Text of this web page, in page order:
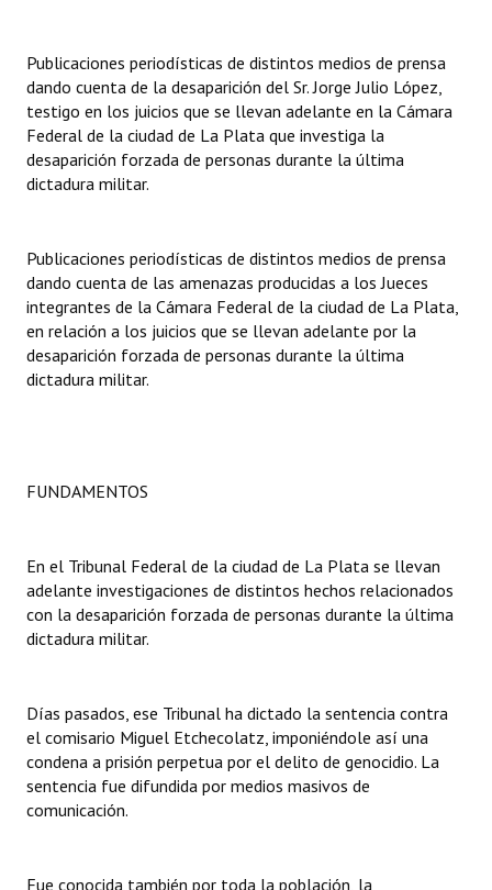
Registros y Distinciones
Datos Históricos
Premio al Mérito - Registro
Audiencias Públicas - Registro
Periodistas Decanos - Registro
Ciudadano Ilustre - Registro
Banca del Vecino - Registro
Entrega de distinciones
REFORMA DE LA CARTA ORGÁNICA
Publicaciones periodísticas de distintos medios de prensa
dando cuenta de la desaparición del Sr. Jorge Julio López,
testigo en los juicios que se llevan adelante en la Cámara
Federal de la ciudad de La Plata que investiga la
desaparición forzada de personas durante la última
dictadura militar.
Publicaciones periodísticas de distintos medios de prensa
dando cuenta de las amenazas producidas a los Jueces
integrantes de la Cámara Federal de la ciudad de La Plata,
en relación a los juicios que se llevan adelante por la
desaparición forzada de personas durante la última
dictadura militar.
FUNDAMENTOS
En el Tribunal Federal de la ciudad de La Plata se llevan
adelante investigaciones de distintos hechos relacionados
con la desaparición forzada de personas durante la última
dictadura militar.
Días pasados, ese Tribunal ha dictado la sentencia contra
el comisario Miguel Etchecolatz, imponiéndole así una
condena a prisión perpetua por el delito de genocidio. La
sentencia fue difundida por medios masivos de
comunicación.
Fue conocida también por toda la población, la